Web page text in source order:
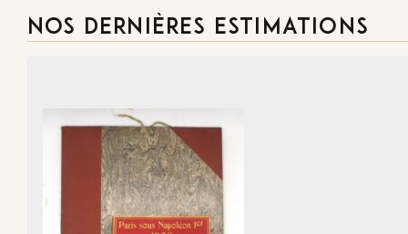
NOS DERNIÈRES ESTIMATIONS